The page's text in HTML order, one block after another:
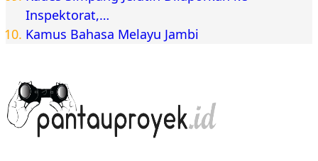
Inspektorat,…
Kamus Bahasa Melayu Jambi